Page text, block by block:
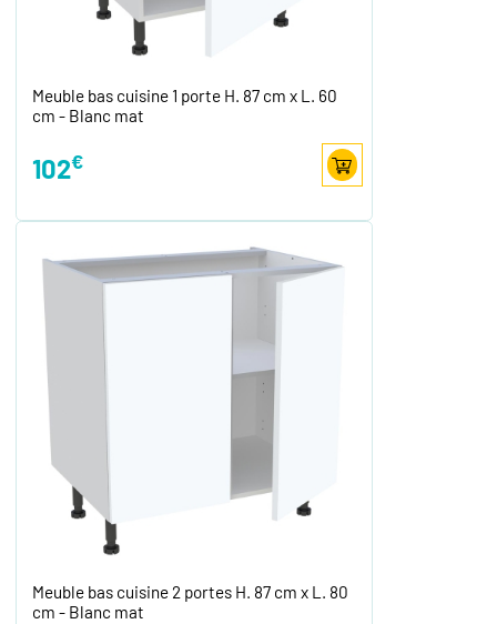
Meuble bas cuisine 1 porte H. 87 cm x L. 60
cm - Blanc mat
102€
Meuble bas cuisine 2 portes H. 87 cm x L. 80
cm - Blanc mat